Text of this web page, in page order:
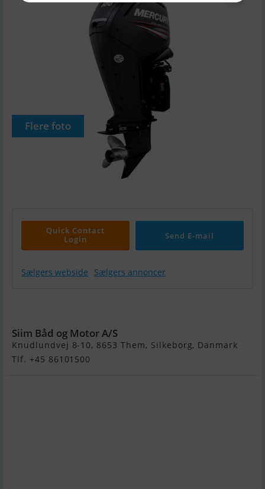
Flere foto
Quick Contact
Login
Send E-mail
Sælgers webside Sælgers annoncer
Siim Båd og Motor A/S
Knudlundvej 8-10, 8653 Them, Silkeborg, Danmark
Tlf. +45 86101500